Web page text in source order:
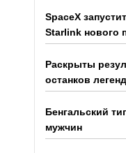
SpaceX
Starlink нового
Раскрыты
останков
Бенгальский
мужчин